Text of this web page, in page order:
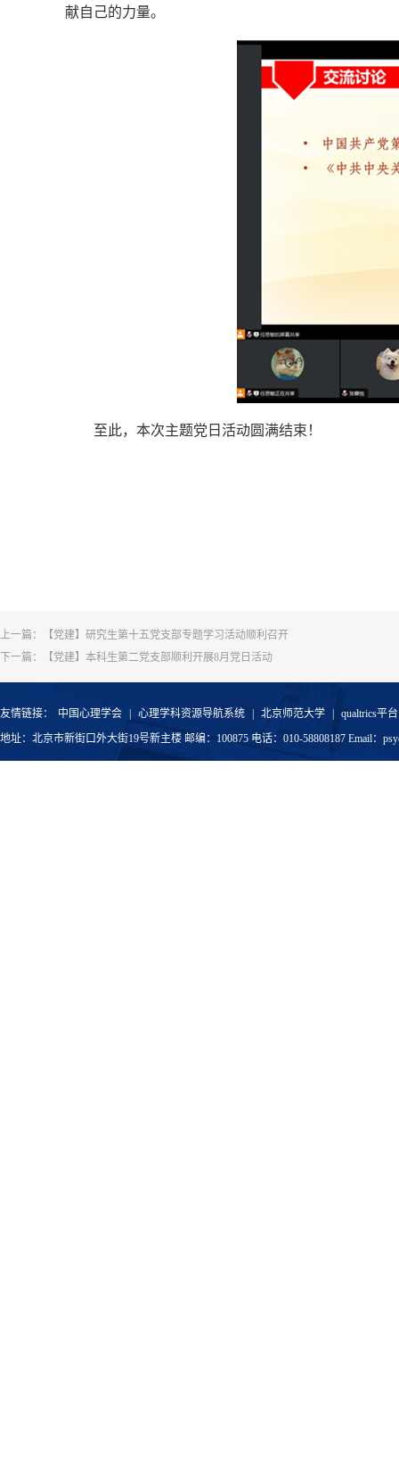
献自己的力量。
至此，本次主题党日活动圆满结束！
上一篇：
【党建】研究生第十五党支部专题学习活动顺利召开
下一篇：
【党建】本科生第二党支部顺利开展8月党日活动
友情链接： 中国心理学会 心理学科资源导航系统 北京师范大学
qualtrics平台
地址：北京市新街口外大街19号新主楼 邮编：100875 电话：010-58808187 Email：